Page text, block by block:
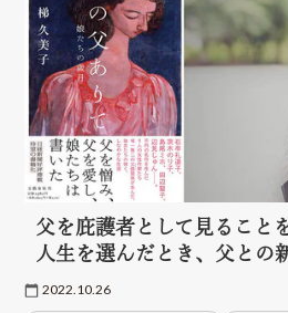
父を庇護者として見ること
人生を選んだとき、父との
2022.10.26